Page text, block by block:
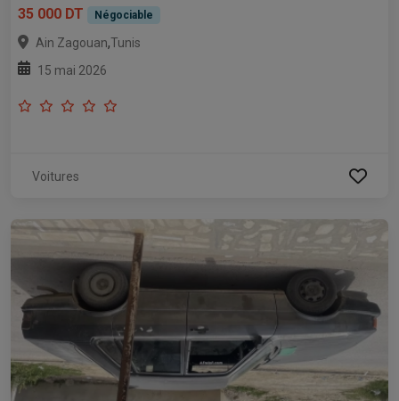
35 000 DT
Négociable
Ain Zagouan,Tunis
15 mai 2026
Voitures